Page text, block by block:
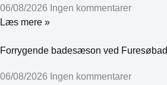
06/08/2026 Ingen kommentarer
Læs mere »
Forrygende badesæson ved Furesøbad
06/08/2026 Ingen kommentarer